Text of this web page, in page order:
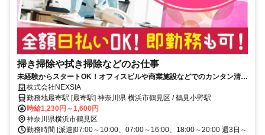
掃き掃除や拭き掃除などのお仕事
未経験からスタートOK！オフィスビルや商業施設などでのカンタン清掃
のお仕事★お給料は全額日払いOKなので、急な出費も安心です♪ミド
ル・シニア世代の方も無理なく活躍中！週3日～短時間・扶養内勤務も
OKです♪
株式会社NEXSIA
勤務地最寄駅 [最寄駅] 神奈川県 横浜市鶴見区 / 鶴見小野駅
時給1,230円～1,600円
神奈川県横浜市鶴見区
勤務時間 [派遣]07:00～10:00、07:00～16:00、18:00～20:00 週3日～